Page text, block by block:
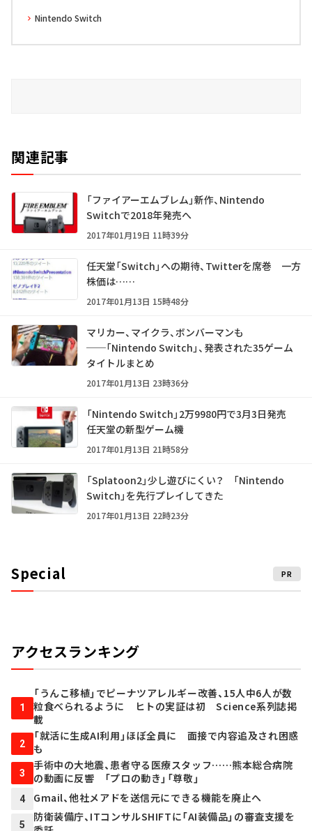
Nintendo Switch
関連記事
「ファイアーエムブレム」新作、Nintendo
Switchで2018年発売へ
2017年01月19日 11時39分
任天堂「Switch」への期待、Twitterを席巻 一方
株価は……
2017年01月13日 15時48分
マリカー、マイクラ、ボンバーマンも
──「Nintendo Switch」、発表された35ゲーム
タイトルまとめ
2017年01月13日 23時36分
「Nintendo Switch」2万9980円で3月3日発売
任天堂の新型ゲーム機
2017年01月13日 21時58分
「Splatoon2」少し遊びにくい？ 「Nintendo
Switch」を先行プレイしてきた
2017年01月13日 22時23分
Special PR
アクセスランキング
1
「うんこ移植」でピーナツアレルギー改善、15人中6人が数
粒食べられるように ヒトの実証は初 Science系列誌掲
載
2
「就活に生成AI利用」ほぼ全員に 面接で内容追及され困惑
も
3
手術中の大地震、患者守る医療スタッフ……熊本総合病院
の動画に反響 「プロの動き」「尊敬」
4 Gmail、他社メアドを送信元にできる機能を廃止へ
5
防衛装備庁、ITコンサルSHIFTに「AI装備品」の審査支援を